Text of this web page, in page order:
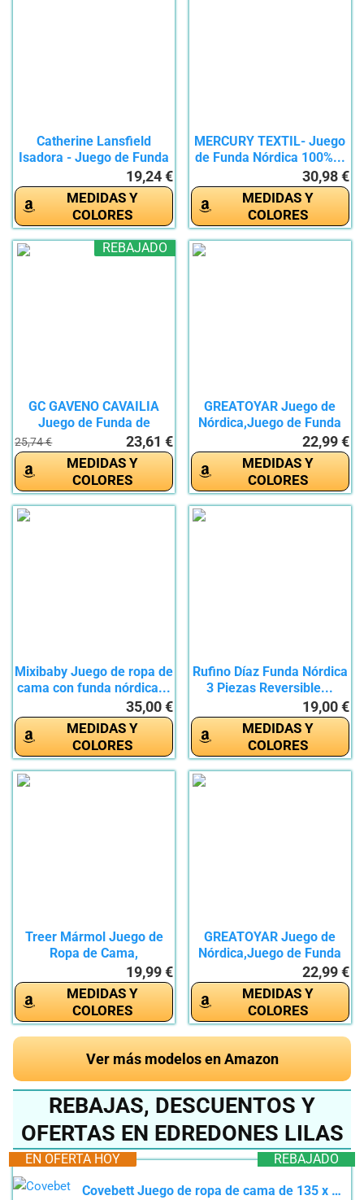
Catherine Lansfield
Isadora - Juego de Funda
19,24 €
MEDIDAS Y
COLORES
MERCURY TEXTIL- Juego
de Funda Nórdica 100%...
30,98 €
MEDIDAS Y
COLORES
REBAJADO
GC GAVENO CAVAILIA
Juego de Funda de
edredón con...
25,74 € 23,61 €
MEDIDAS Y
COLORES
GREATOYAR Juego de
Nórdica,Juego de Funda
22,99 €
MEDIDAS Y
COLORES
Mixibaby Juego de ropa de
cama con funda nórdica...
35,00 €
MEDIDAS Y
COLORES
Rufino Díaz Funda Nórdica
3 Piezas Reversible...
19,00 €
MEDIDAS Y
COLORES
Treer Mármol Juego de
Ropa de Cama,
Microfibra...19,99 €
MEDIDAS Y
COLORES
GREATOYAR Juego de
Nórdica,Juego de Funda
22,99 €
MEDIDAS Y
COLORES
Ver más modelos en Amazon
REBAJAS, DESCUENTOS Y
OFERTAS EN EDREDONES LILAS
REBAJADO
EN OFERTA HOY
Covebett Juego de ropa de cama de 135 x 200 cm, diseño de flores, color lila y blanco, diseño...